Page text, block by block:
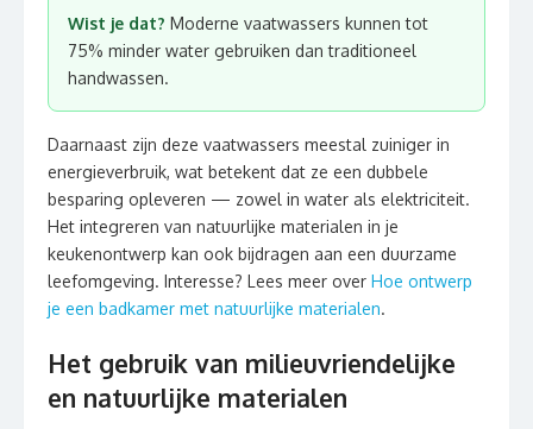
Wist je dat? Moderne vaatwassers kunnen tot
75% minder water gebruiken dan traditioneel
handwassen.
Daarnaast zijn deze vaatwassers meestal zuiniger in
energieverbruik, wat betekent dat ze een dubbele
besparing opleveren — zowel in water als elektriciteit.
Het integreren van natuurlijke materialen in je
keukenontwerp kan ook bijdragen aan een duurzame
leefomgeving. Interesse? Lees meer over Hoe ontwerp
je een badkamer met natuurlijke materialen.
Het gebruik van milieuvriendelijke
en natuurlijke materialen